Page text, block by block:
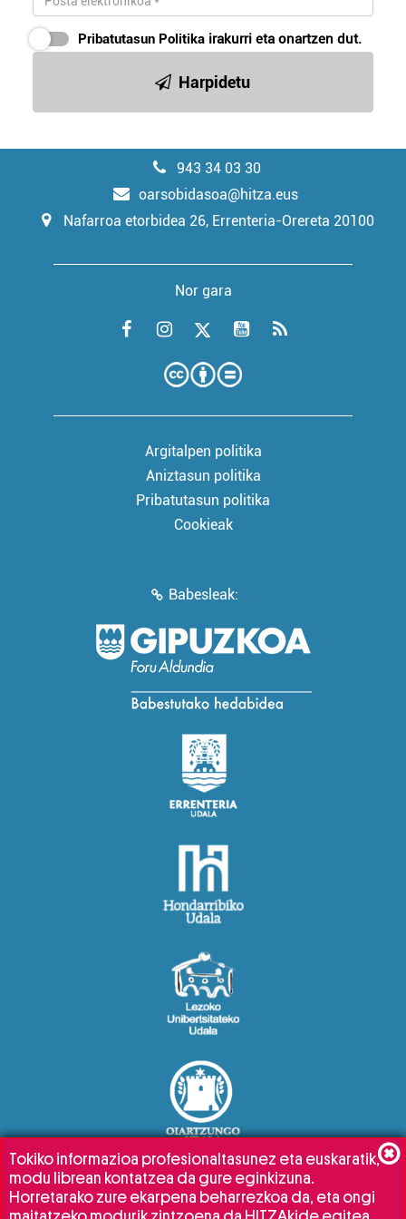
Pribatutasun Politika irakurri eta onartzen dut.
Harpidetu
943 34 03 30
oarsobidasoa@hitza.eus
Nafarroa etorbidea 26, Errenteria-Orereta 20100
Nor gara
Argitalpen politika
Aniztasun politika
Pribatutasun politika
Cookieak
Babesleak:
Tokiko informazioa profesionaltasunez eta euskaratik,
modu librean kontatzea da gure eginkizuna.
Horretarako zure ekarpena beharrezkoa da, eta ongi